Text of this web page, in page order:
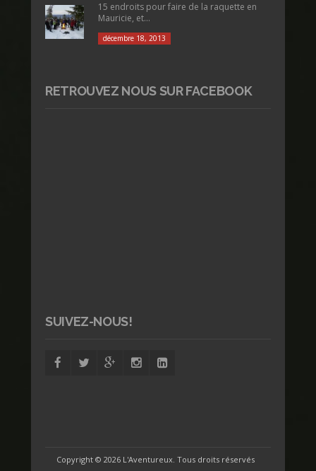
15 endroits pour faire de la raquette en
Mauricie, et...
décembre 18, 2013
RETROUVEZ NOUS SUR FACEBOOK
SUIVEZ-NOUS!
Copyright © 2026 L'Aventureux. Tous droits réservés